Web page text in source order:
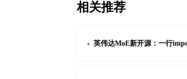
相关推荐
英伟达MoE新开源：一行